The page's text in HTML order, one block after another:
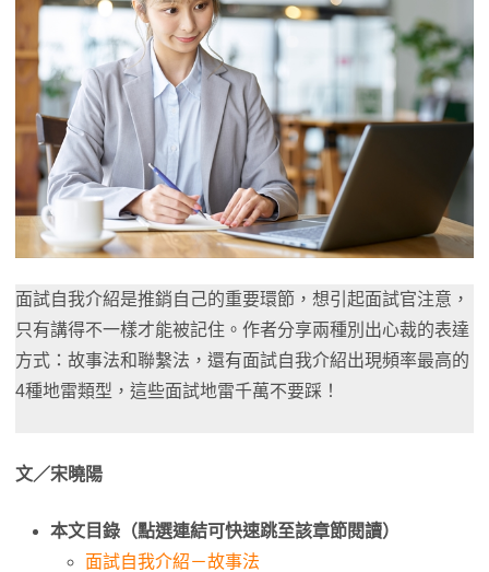
面試自我介紹是推銷自己的重要環節，想引起面試官注意，
只有講得不一樣才能被記住。作者分享兩種別出心裁的表達
方式：故事法和聯繫法，還有面試自我介紹出現頻率最高的
4種地雷類型，這些面試地雷千萬不要踩！
文／宋曉陽
本文目錄（點選連結可快速跳至該章節閱讀）
面試自我介紹－故事法